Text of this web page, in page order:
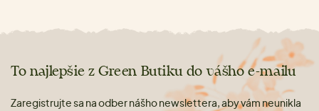
To najlepšie z Green Butiku do vášho e-mailu
Zaregistrujte sa na odber nášho newslettera, aby vám neunikla